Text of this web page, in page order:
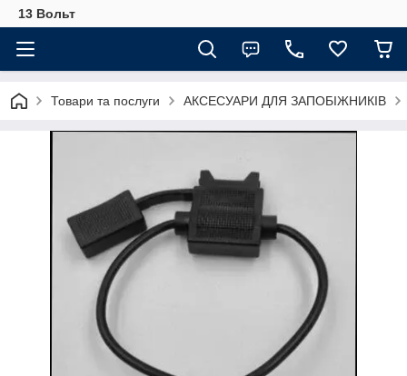
13 Вольт
Товари та послуги АКСЕСУАРИ ДЛЯ ЗАПОБІЖНИКІВ